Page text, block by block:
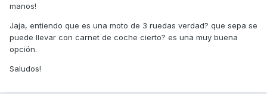
manos!
Jaja, entiendo que es una moto de 3 ruedas verdad? que sepa se
puede llevar con carnet de coche cierto? es una muy buena
opción.
Saludos!